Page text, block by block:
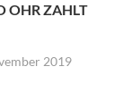
OHR ZAHLT
2019